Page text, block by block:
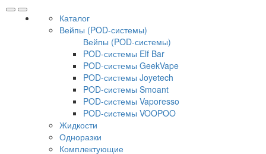
Каталог
Вейпы (POD-системы)
Вейпы (POD-системы)
POD-системы Elf Bar
POD-системы GeekVape
POD-системы Joyetech
POD-системы Smoant
POD-системы Vaporesso
POD-системы VOOPOO
Жидкости
Одноразки
Комплектующие